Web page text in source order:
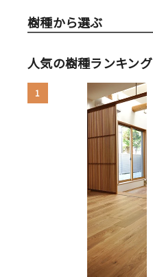
樹種から選ぶ
人気の樹種ランキング
1